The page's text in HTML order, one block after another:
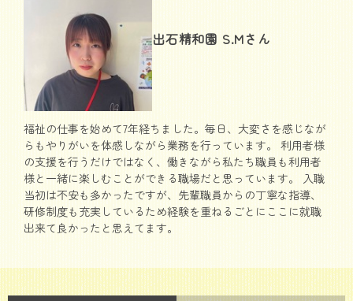
出石精和園 S.Mさん
福祉の仕事を始めて7年経ちました。毎日、大変さを感じなが
らもやりがいを体感しながら業務を行っています。 利用者様
の支援を行うだけではなく、働きながら私たち職員も利用者
様と一緒に楽しむことができる職場だと思っています。 入職
当初は不安も多かったですが、先輩職員からの丁寧な指導、
研修制度も充実しているため経験を重ねるごとにここに就職
出来て良かったと思えてます。